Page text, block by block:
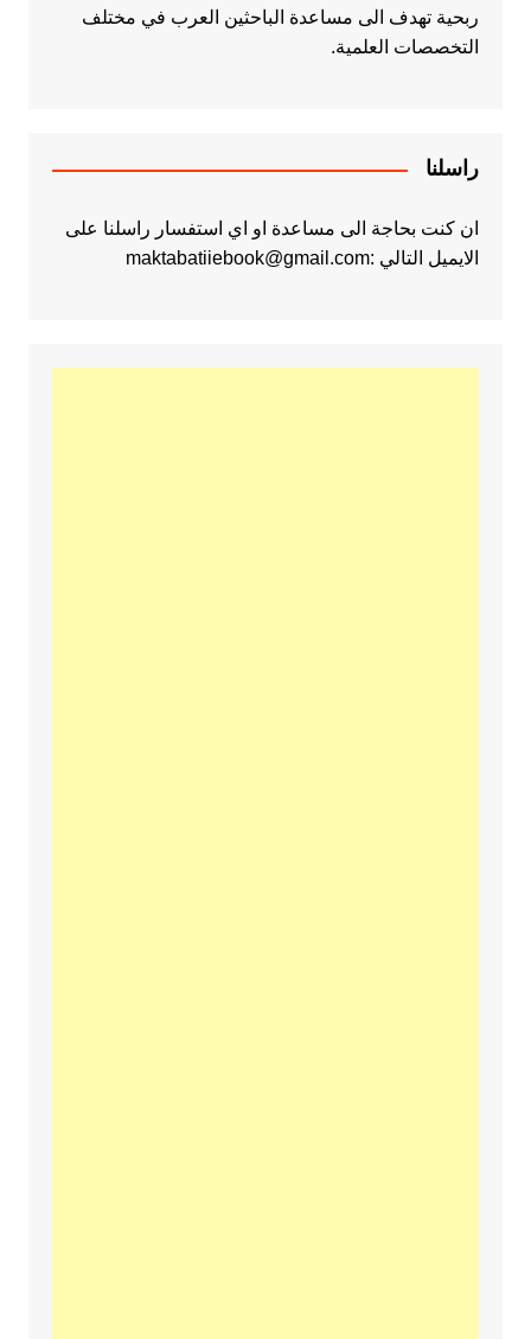
ربحية تهدف الى مساعدة الباحثين العرب في مختلف
التخصصات العلمية.
راسلنا
ان كنت بحاجة الى مساعدة او اي استفسار راسلنا على
الايميل التالي :maktabatiiebook@gmail.com